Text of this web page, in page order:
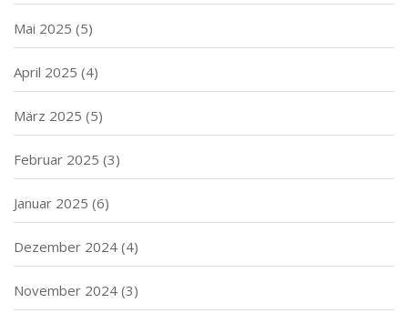
Mai 2025 (5)
April 2025 (4)
März 2025 (5)
Februar 2025 (3)
Januar 2025 (6)
Dezember 2024 (4)
November 2024 (3)